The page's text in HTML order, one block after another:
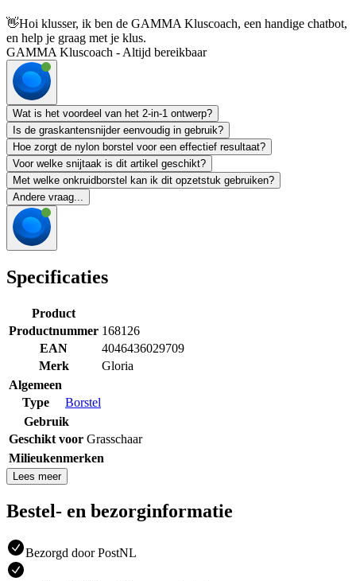
👋Hoi klusser, ik ben de GAMMA Kluscoach, een handige chatbot,
en help je graag met je klus.
GAMMA Kluscoach - Altijd bereikbaar
Wat is het voordeel van het 2-in-1 ontwerp?
Is de graskantensnijder eenvoudig in gebruik?
Hoe zorgt de nylon borstel voor een effectief resultaat?
Voor welke snijtaak is dit artikel geschikt?
Met welke onkruidborstel kan ik dit opzetstuk gebruiken?
Andere vraag...
Specificaties
Product
Productnummer 168126
EAN
4046436029709
Merk
Gloria
Algemeen
Type
Borstel
Gebruik
Geschikt voor Grasschaar
Milieukenmerken
Lees meer
Bestel- en bezorginformatie
Bezorgd door PostNL